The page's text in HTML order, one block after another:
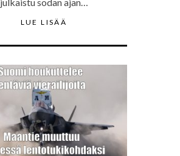
julkaistu sodan ajan…
LUE LISÄÄ